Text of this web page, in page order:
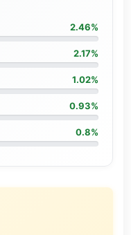
2.46%
2.17%
1.02%
0.93%
0.8%